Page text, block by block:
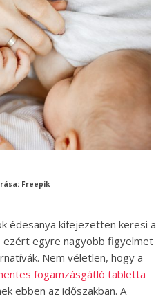
Freepik
édesanya kifejezetten keresi a
egyre nagyobb figyelmet
Nem véletlen, hogy a
fogamzásgátló tabletta
ebben az időszakban. A